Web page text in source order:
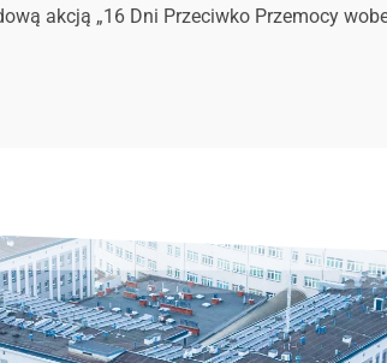
akcją „16 Dni Przeciwko Przemocy